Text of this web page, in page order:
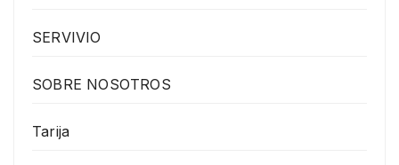
SERVIVIO
SOBRE NOSOTROS
Tarija